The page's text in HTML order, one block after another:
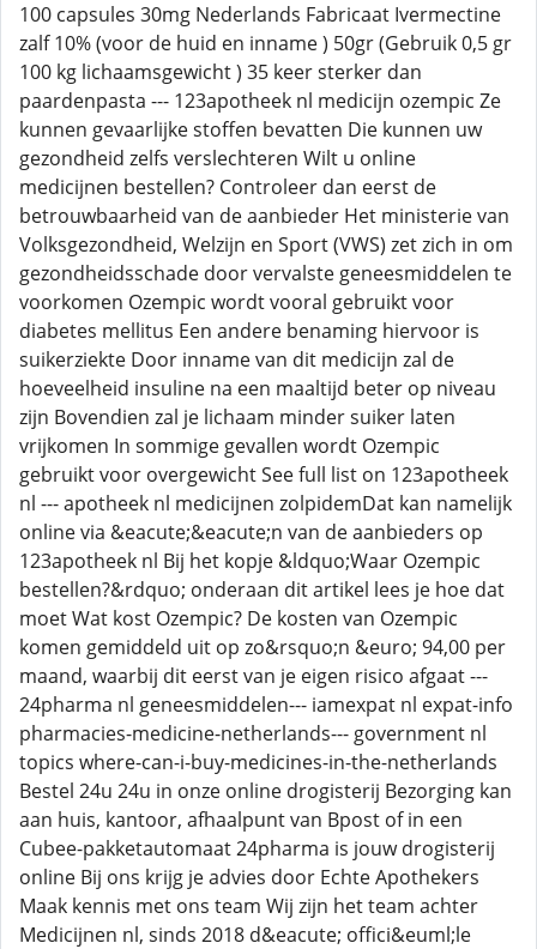
100 capsules 30mg Nederlands Fabricaat Ivermectine
zalf 10% (voor de huid en inname ) 50gr (Gebruik 0,5 gr
100 kg lichaamsgewicht ) 35 keer sterker dan
paardenpasta --- 123apotheek nl medicijn ozempic Ze
kunnen gevaarlijke stoffen bevatten Die kunnen uw
gezondheid zelfs verslechteren Wilt u online
medicijnen bestellen? Controleer dan eerst de
betrouwbaarheid van de aanbieder Het ministerie van
Volksgezondheid, Welzijn en Sport (VWS) zet zich in om
gezondheidsschade door vervalste geneesmiddelen te
voorkomen Ozempic wordt vooral gebruikt voor
diabetes mellitus Een andere benaming hiervoor is
suikerziekte Door inname van dit medicijn zal de
hoeveelheid insuline na een maaltijd beter op niveau
zijn Bovendien zal je lichaam minder suiker laten
vrijkomen In sommige gevallen wordt Ozempic
gebruikt voor overgewicht See full list on 123apotheek
nl --- apotheek nl medicijnen zolpidemDat kan namelijk
online via &eacute;&eacute;n van de aanbieders op
123apotheek nl Bij het kopje &ldquo;Waar Ozempic
bestellen?&rdquo; onderaan dit artikel lees je hoe dat
moet Wat kost Ozempic? De kosten van Ozempic
komen gemiddeld uit op zo&rsquo;n &euro; 94,00 per
maand, waarbij dit eerst van je eigen risico afgaat ---
24pharma nl geneesmiddelen--- iamexpat nl expat-info
pharmacies-medicine-netherlands--- government nl
topics where-can-i-buy-medicines-in-the-netherlands
Bestel 24u 24u in onze online drogisterij Bezorging kan
aan huis, kantoor, afhaalpunt van Bpost of in een
Cubee-pakketautomaat 24pharma is jouw drogisterij
online Bij ons krijg je advies door Echte Apothekers
Maak kennis met ons team Wij zijn het team achter
Medicijnen nl, sinds 2018 d&eacute; offici&euml;le